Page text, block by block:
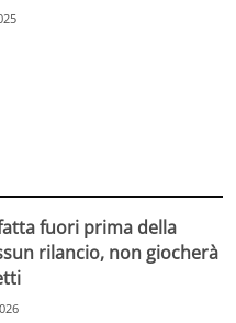
fuori prima della
rilancio, non giocherà